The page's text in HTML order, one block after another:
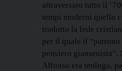
attraversato tutto il
tempi moderni quello
tradotto la fede
per il quale il
pensiero
Alfonso era teologo,